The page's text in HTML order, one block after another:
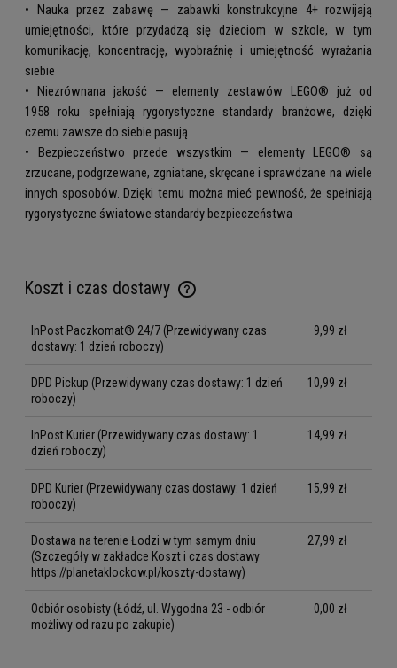
• Nauka przez zabawę — zabawki konstrukcyjne 4+ rozwijają
umiejętności, które przydadzą się dzieciom w szkole, w tym
komunikację, koncentrację, wyobraźnię i umiejętność wyrażania
siebie
• Niezrównana jakość — elementy zestawów LEGO® już od
1958 roku spełniają rygorystyczne standardy branżowe, dzięki
czemu zawsze do siebie pasują
• Bezpieczeństwo przede wszystkim — elementy LEGO® są
zrzucane, podgrzewane, zgniatane, skręcane i sprawdzane na wiele
innych sposobów. Dzięki temu można mieć pewność, że spełniają
rygorystyczne światowe standardy bezpieczeństwa
Koszt i czas dostawy
Cena nie zawiera ewentualnych kosztów płatności
InPost Paczkomat® 24/7 (Przewidywany czas
dostawy: 1 dzień roboczy)
9,99 zł
DPD Pickup (Przewidywany czas dostawy: 1 dzień
roboczy)
10,99 zł
InPost Kurier (Przewidywany czas dostawy: 1
dzień roboczy)
14,99 zł
DPD Kurier (Przewidywany czas dostawy: 1 dzień
roboczy)
15,99 zł
Dostawa na terenie Łodzi w tym samym dniu
(Szczegóły w zakładce Koszt i czas dostawy
https://planetaklockow.pl/koszty-dostawy)
27,99 zł
Odbiór osobisty (Łódź, ul. Wygodna 23 - odbiór
możliwy od razu po zakupie)
0,00 zł